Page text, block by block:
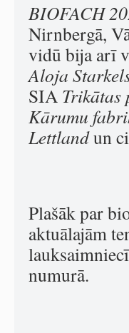
BIOFACH
Nirnbergā,
vidū bija arī
Aloja
SIA Trikātas
Kārumu
Lettlandun
Plašāk par
aktuālajām
numurā.